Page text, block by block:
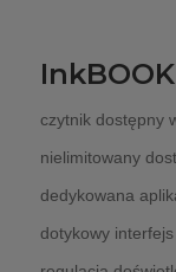
czytnik dostępny
nielimitowany
dedykowana
dotykowy